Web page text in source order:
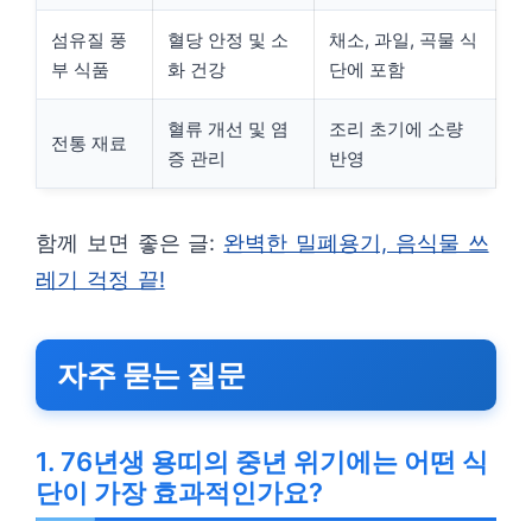
섬유질 풍
부 식품
혈당 안정 및 소
화 건강
채소, 과일, 곡물 식
단에 포함
전통 재료
혈류 개선 및 염
증 관리
조리 초기에 소량
반영
함께 보면 좋은 글: 완벽한 밀폐용기, 음식물 쓰
레기 걱정 끝!
자주 묻는 질문
1. 76년생 용띠의 중년 위기에는 어떤 식
단이 가장 효과적인가요?